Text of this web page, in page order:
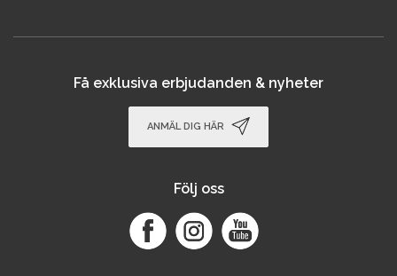
Få exklusiva erbjudanden & nyheter
ANMÄL DIG HÄR
Följ oss